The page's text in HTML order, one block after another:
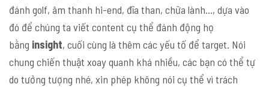
đánh golf, âm thanh hi-end, đĩa than, chữa lành…, dựa vào
đó để chúng ta viết content cụ thể đánh động họ
bằng insight, cuối cùng là thêm các yếu tố để target. Nói
chung chiến thuật xoay quanh khá nhiều, các bạn có thể tự
do tưởng tượng nhé, xin phép không nói cụ thể vì trách